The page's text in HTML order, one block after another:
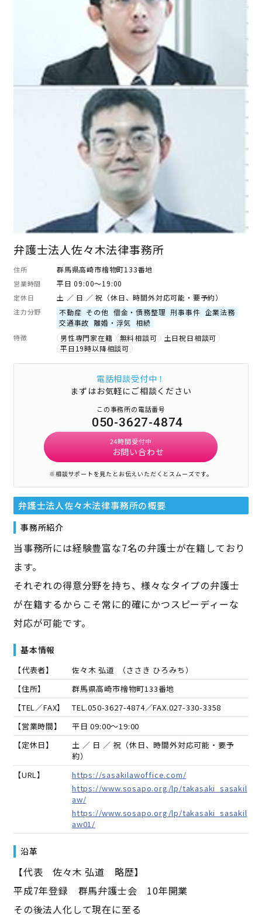
弁護士法人佐々木法律事務所
住所 群馬県高崎市檜物町133番地
営業時間 平日 09:00～19:00
定休日 土 ／ 日 ／ 祝（休日、時間外対応可能・要予約）
注力分野 不動産 その他 借金・債務整理 刑事事件 企業法務
交通事故 離婚・浮気 相続
特徴 男性専門家在籍 無料相談可
土日祝日相談可
平日19時以降相談可
電話相談受付中！
まずはお気軽にご相談ください
この事務所の電話番号
050-3627-4874
24時間受付中
お問い合わせ
※相談サポートを見たとお伝えいただくとスムーズです。
弁護士法人佐々木法律事務所の概要
事務所紹介
当事務所には経験豊富な7名の弁護士が在籍しており
ます。
それぞれの得意分野を持ち、様々なタイプの弁護士
が在籍するからこそ常に的確にかつスピーディーな
対応が可能です。
基本情報
【代表者】 佐々木 弘道 （ささき ひろみち）
【住所】
群馬県高崎市檜物町133番地
【TEL／FAX】
TEL.050-3627-4874／FAX.027-330-3358
【営業時間】
平日 09:00～19:00
【定休日】
土 ／ 日 ／ 祝（休日、時間外対応可能・要予
約）
【URL】
https://sasakilawoffice.com/
https://www.sosapo.org/lp/takasaki_sasakil
aw/
https://www.sosapo.org/lp/takasaki_sasakil
aw01/
沿革
【代表 佐々木 弘道 略歴】
平成7年登録 群馬弁護士会 10年開業
その後法人化して現在に至る